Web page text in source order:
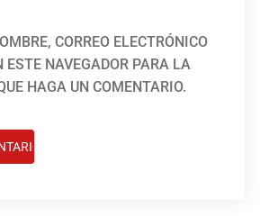
CORREO ELECTRÓNICO
ESTE NAVEGADOR PARA LA
HAGA UN COMENTARIO.